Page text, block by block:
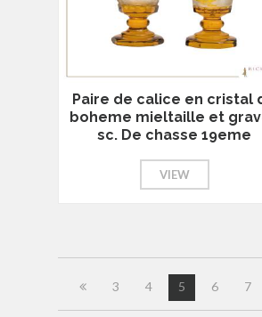
Paire de calice en cristal
boheme mieltaille et
sc. De chasse 19eme
VIEW
3 4 5 6 7